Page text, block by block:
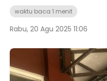
waktu baca 1 menit
Rabu, 20 Agu 2025 11:06